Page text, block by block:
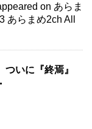
on あらま
あらまめ2ch All
ついに『終焉』